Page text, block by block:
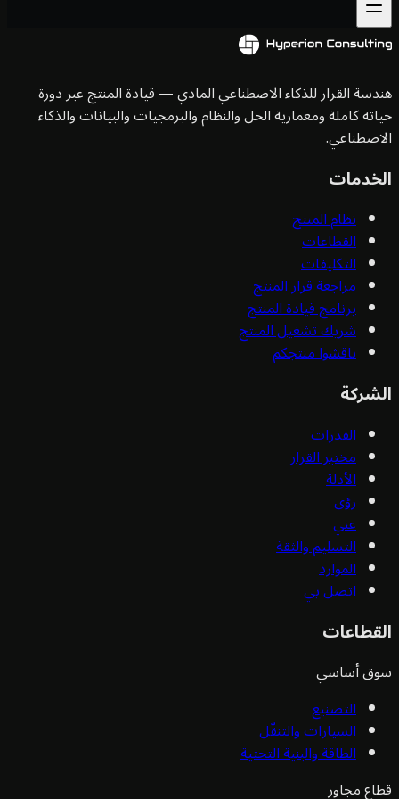
القرار للذكاء الاصطناعي المادي — قيادة المنتج عبر دورة
كاملة ومعمارية الحل والنظام والبرمجيات والبيانات والذكاء
نظام المنتج
القطاعات
التكليفات
مراجعة قرار المنتج
برنامج قيادة المنتج
شريك تشغيل المنتج
ناقشوا منتجكم
القدرات
مختبر القرار
الأدلة
رؤى
عني
التسليم والثقة
الموارد
اتصل بي
أساسي
التصنيع
السيارات والتنقّل
الطاقة والبنية التحتية
مجاور